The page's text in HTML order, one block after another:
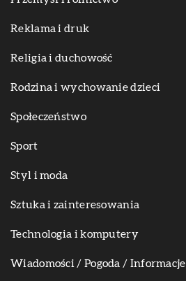
Reklama i druk
Religia i duchowość
Rodzina i wychowanie dzieci
Społeczeństwo
Sport
Styl i moda
Sztuka i zainteresowania
Technologia i komputery
Wiadomości / Pogoda / Informacje